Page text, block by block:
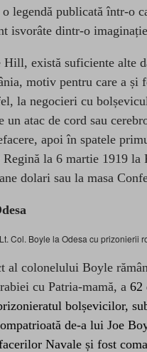
o legendă publicată într-o
isvorâte dintr-o
Hill, există suficiente alte
motiv pentru care a și
la negocieri cu
atac de cord sau
apoi în spatele
Regină la 6 martie 1919 la
dolari sau la masa
Col. Boyle la Odesa cu prizonierii
al colonelului Boyle
cu Patria-mamă, a 62
bolșevicilor,
de-a lui Joe
Navale și fost